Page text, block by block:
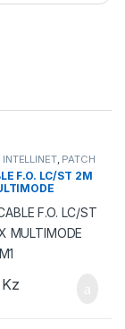
INTELLINET, PATCH
F.O. LC/ST 2M
Kz